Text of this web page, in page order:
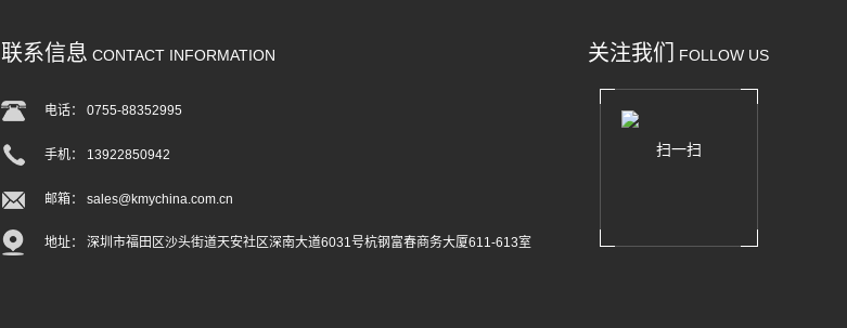
关注我们 FOLLOW US
扫一扫
联系信息 CONTACT INFORMATION
电话： 0755-88352995
手机： 13922850942
邮箱： sales@kmychina.com.cn
地址： 深圳市福田区沙头街道天安社区深南大道6031号杭钢富春商务大厦611-613室